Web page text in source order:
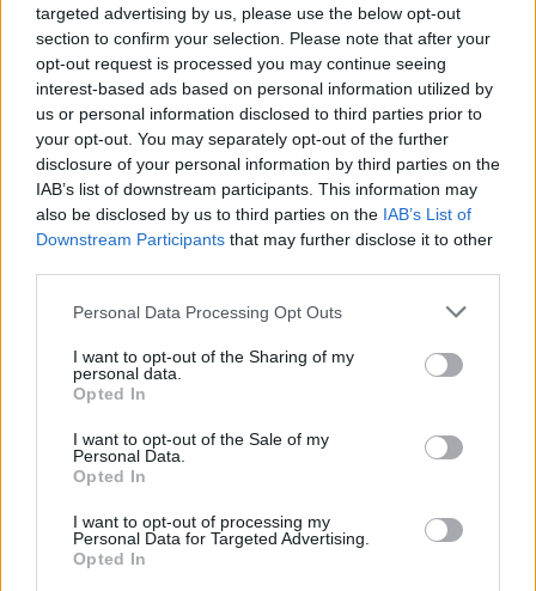
targeted advertising by us, please use the below opt-out
section to confirm your selection. Please note that after your
opt-out request is processed you may continue seeing
interest-based ads based on personal information utilized by
us or personal information disclosed to third parties prior to
your opt-out. You may separately opt-out of the further
disclosure of your personal information by third parties on the
IAB’s list of downstream participants. This information may
also be disclosed by us to third parties on the IAB’s List of
Downstream Participants that may further disclose it to other
Please note that this website/app uses one or more Google
not limited to your visit or usage behaviour. You may click to
grant or deny consent to Google and its third-party tags to
use your data for below specified purposes in below Google
consent section.
Personal Data Processing Opt Outs
I want to opt-out of the Sharing of my
personal data.
Opted In
I want to opt-out of the Sale of my
Personal Data.
Opted In
I want to opt-out of processing my
Personal Data for Targeted Advertising.
Opted In
uz pusēm, viņu sagaida
pārsteigums
Viņu skatiens
“izurbjas” citiem cauri:
3 datumi, kuros
dzimušos mēdz
biedējošiem
TESTS. Ja vari izlasīt
vārdus, kas apgriezti
augšpēdus, ar tevi